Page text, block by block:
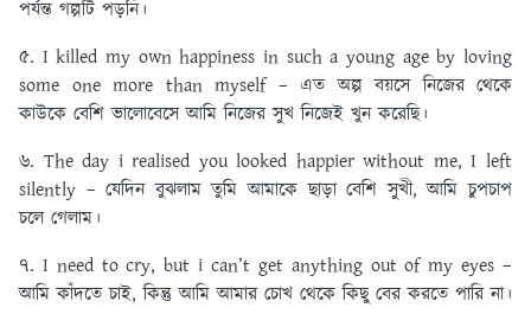
পর্যন্ত গল্পটি পড়নি।
৫. I killed my own happiness in such a young age by loving
some one more than myself – এত অল্প বয়সে নিজের থেকে
কাউকে বেশি ভালোবেসে আমি নিজের সুখ নিজেই খুন করেছি।
৬. The day i realised you looked happier without me, I left
silently – যেদিন বুঝলাম তুমি আমাকে ছাড়া বেশি সুখী, আমি চুপচাপ
চলে গেলাম।
৭. I need to cry, but i can’t get anything out of my eyes –
আমি কাঁদতে চাই, কিন্তু আমি আমার চোখ থেকে কিছু বের করতে পারি না।